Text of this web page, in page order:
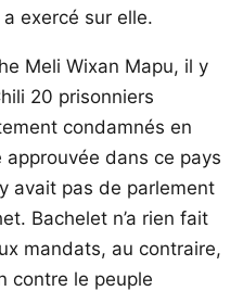
exercé sur elle.
Meli Wixan Mapu, il y
20 prisonniers
condamnés en
dans ce pays
avait pas de parlement
Bachelet n’a rien fait
mandats, au contraire,
contre le peuple